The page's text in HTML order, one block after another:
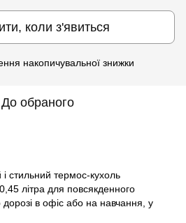
коли з'явиться
накопичувальної знижки
До обраного
стильний термос-кухоль
літра для повсякденного
дорозі в офіс або на навчання, у